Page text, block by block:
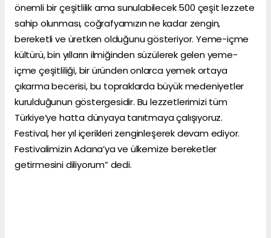
önemli bir çeşitlilik ama sunulabilecek 500 çeşit lezzete
sahip olunması, coğrafyamızın ne kadar zengin,
bereketli ve üretken olduğunu gösteriyor. Yeme-içme
kültürü, bin yılların ilmiğinden süzülerek gelen yeme-
içme çeşitliliği, bir üründen onlarca yemek ortaya
çıkarma becerisi, bu topraklarda büyük medeniyetler
kurulduğunun göstergesidir. Bu lezzetlerimizi tüm
Türkiye’ye hatta dünyaya tanıtmaya çalışıyoruz.
Festival, her yıl içerikleri zenginleşerek devam ediyor.
Festivalimizin Adana’ya ve ülkemize bereketler
getirmesini diliyorum” dedi.